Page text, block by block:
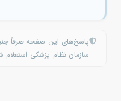
پاسخ‌های این صفحه صرفاً
سازمان نظام پزشکی